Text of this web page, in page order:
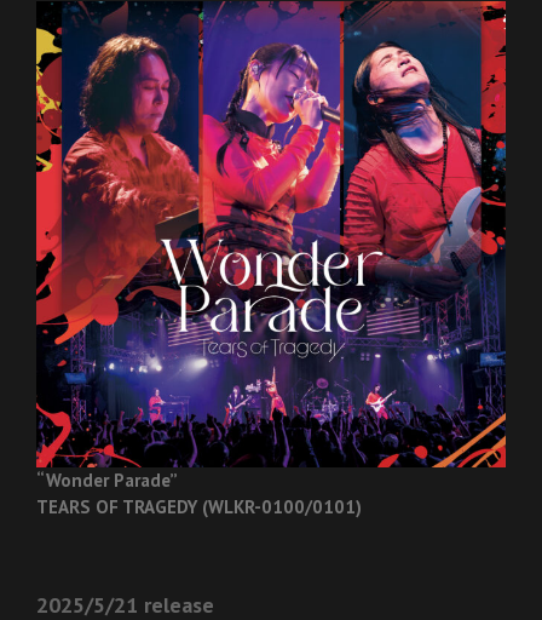
“Wonder Parade”
TEARS OF TRAGEDY (WLKR-0100/0101)
2025/5/21 release